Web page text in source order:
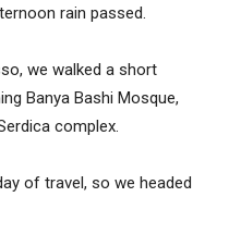
rain passed.
we walked a short
Banya Bashi Mosque,
complex.
of travel, so we headed